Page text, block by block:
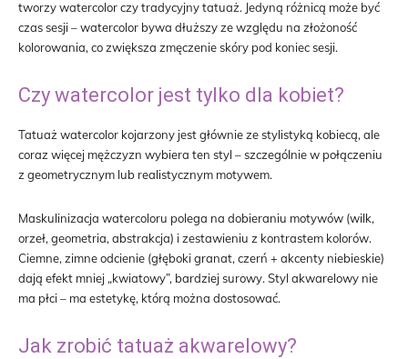
tworzy watercolor czy tradycyjny tatuaż. Jedyną różnicą może być
czas sesji – watercolor bywa dłuższy ze względu na złożoność
kolorowania, co zwiększa zmęczenie skóry pod koniec sesji.
Czy watercolor jest tylko dla kobiet?
Tatuaż watercolor kojarzony jest głównie ze stylistyką kobiecą, ale
coraz więcej mężczyzn wybiera ten styl – szczególnie w połączeniu
z geometrycznym lub realistycznym motywem.
Maskulinizacja watercoloru polega na dobieraniu motywów (wilk,
orzeł, geometria, abstrakcja) i zestawieniu z kontrastem kolorów.
Ciemne, zimne odcienie (głęboki granat, czerń + akcenty niebieskie)
dają efekt mniej „kwiatowy”, bardziej surowy. Styl akwarelowy nie
ma płci – ma estetykę, którą można dostosować.
Jak zrobić tatuaż akwarelowy?